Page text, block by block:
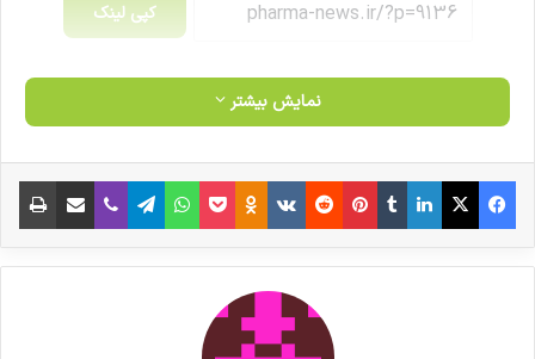
کپی لینک
نمایش بیشتر
فیس بوک X لینکدین ‫تامبلر ‫پین‌ترست ‫رددیت ‫VKontakte
‫Odnoklassniki پاکت واتس آپ تلگرام وایبر اشتراک گذاری از طریق ایمیل